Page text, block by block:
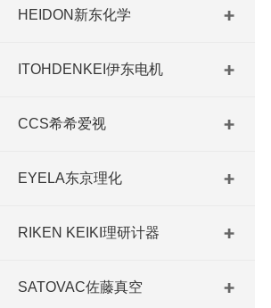
HEIDON新东化学
ITOHDENKEI伊东电机
CCS希希爱视
EYELA东京理化
RIKEN KEIKI理研计器
SATOVAC佐藤真空